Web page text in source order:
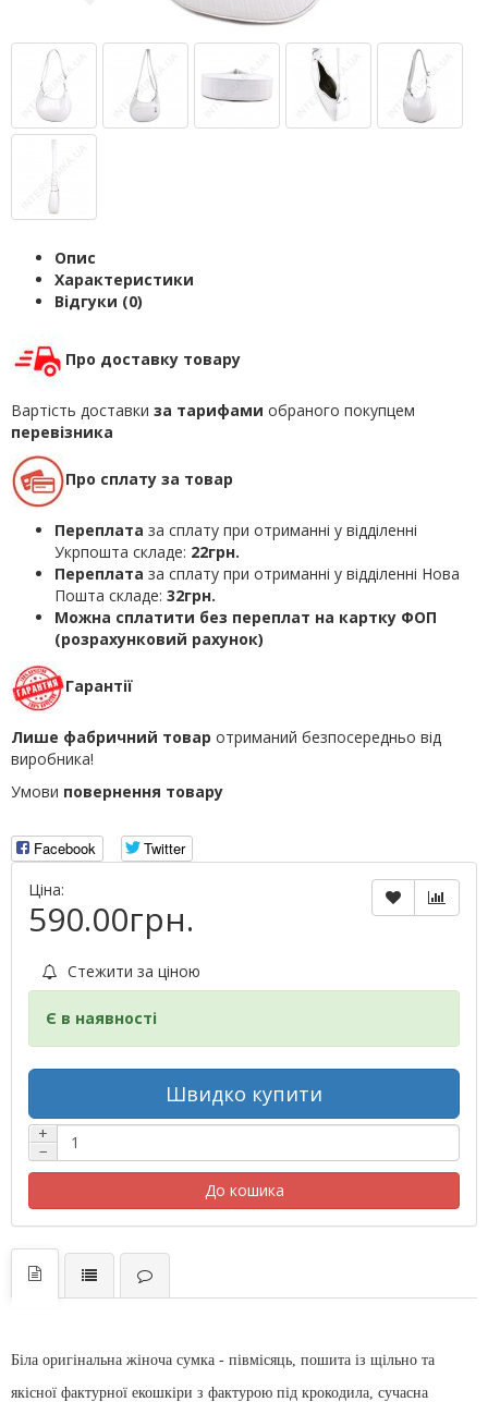
Опис
Характеристики
Відгуки (0)
Про доставку товару
Вартість доставки за тарифами обраного покупцем
перевізника
Про сплату за товар
Переплата за сплату при отриманні у відділенні
Укрпошта складе: 22грн.
Переплата за сплату при отриманні у відділенні Нова
Пошта складе: 32грн.
Можна сплатити без переплат на картку ФОП
(розрахунковий рахунок)
Гарантії
Лише фабричний товар отриманий безпосередньо від
виробника!
Умови повернення товару
Facebook
Twitter
Ціна:
590.00грн.
Стежити за ціною
Є в наявності
Швидко купити
+
−
До кошика
Біла оригінальна жіноча сумка - півмісяць, пошита із щільно та
якісної фактурної екошкіри з фактурою під крокодила, сучасна